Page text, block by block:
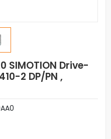
SIMOTION Drive-
2 DP/PN ,